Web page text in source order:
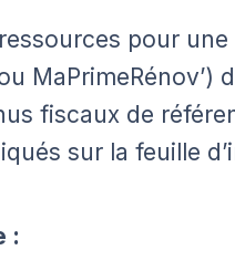
pour
fiscaux de
sur la feuille
: